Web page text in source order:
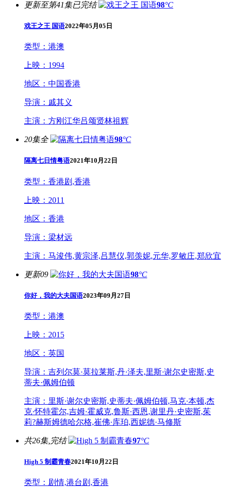
更新至第41集已完结 98°C
戏王之王 国语2022年05月05日
类型： 港澳
上映： 1994
地区： 中国香港
导演： 戚其义
主演： 方刚江华吕颂贤林祖辉
20集全 98°C
隔离七日情粤语2021年10月22日
类型： 香港剧,香港
上映： 2011
地区： 香港
导演： 梁材远
主演： 马浚伟,黄宗泽,吕慧仪,郭羡妮,元华,罗敏庄,郑欣宜
更新09 98°C
你好，我的大夫国语2023年09月27日
类型： 港澳
上映： 2015
地区： 英国
导演： 吉列尔莫·莫拉莱斯,丹·泽夫,里斯·谢尔史密斯,史
蒂夫·佩姆伯顿
主演： 里斯·谢尔史密斯,史蒂夫·佩姆伯顿,马克·本顿,杰
克·怀特霍尔,吉姆·霍威克,鲁斯·西恩,谢里丹·史密斯,茱
莉?赫斯姆德哈尔格,崔佛·库珀,西妮德·马修斯
共26集,完结 97°C
High 5 制霸青春2021年10月22日
类型： 剧情,港台剧,香港